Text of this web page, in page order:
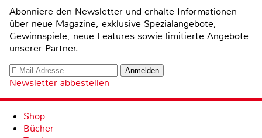
Abonniere den Newsletter und erhalte Informationen
über neue Magazine, exklusive Spezialangebote,
Gewinnspiele, neue Features sowie limitierte Angebote
unserer Partner.
Newsletter abbestellen
Shop
Bücher